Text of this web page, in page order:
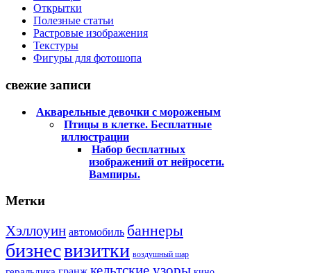
Открытки
Полезные статьи
Растровые изображения
Текстуры
Фигуры для фотошопа
свежие записи
Акварельные девочки с мороженым
Птицы в клетке. Бесплатные
иллюстрации
Набор бесплатных
изображений от нейросети.
Вампиры.
Метки
Хэллоуин автомобиль баннеры
бизнесвизитки воздушный шар